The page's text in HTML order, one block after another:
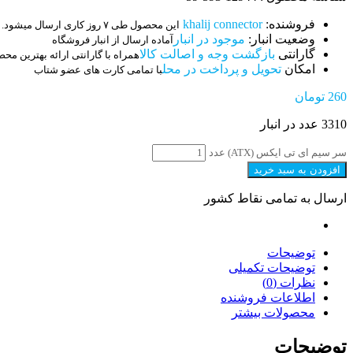
فروشنده:khalij connector این محصول طی ۷ روز کاری ارسال میشود.
وضعیت انبار: موجود در انبار آماده ارسال از انبار فروشگاه
گارانتی بازگشت وجه و اصالت کالاهمراه با گارانتی ارائه بهترین
امکان تحویل و پرداخت در محلبا تمامی کارت های عضو شتاب
260 تومان
3310 عدد در انبار
سر سیم ای تی ایکس (ATX) عدد
افزودن به سبد خرید
ارسال به تمامی نقاط کشور
توضیحات
توضیحات تکمیلی
نظرات (0)
اطلاعات فروشنده
محصولات بیشتر
توضیحات